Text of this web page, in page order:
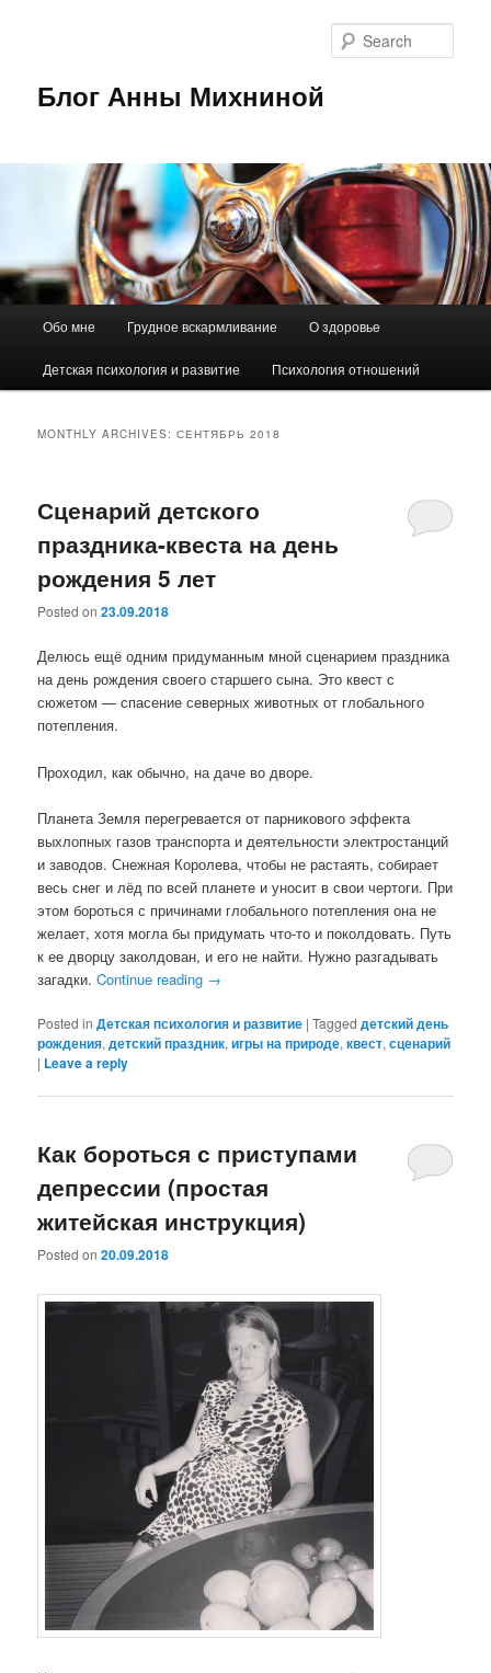
Блог Анны Михниной
Skip
to
Skip
to
Обо мне Грудное вскармливание О здоровье
Детская психология и развитие Психология отношений
MONTHLY ARCHIVES:СЕНТЯБРЬ 2018
Сценарий детского
праздника-квеста на день
рождения 5 лет
Posted on23.09.2018
Делюсь ещё одним придуманным мной сценарием праздника
на день рождения своего старшего сына. Это квест с
сюжетом — спасение северных животных от глобального
потепления.
Проходил, как обычно, на даче во дворе.
Планета Земля перегревается от парникового эффекта
выхлопных газов транспорта и деятельности электростанций
и заводов. Снежная Королева, чтобы не растаять, собирает
весь снег и лёд по всей планете и уносит в свои чертоги. При
этом бороться с причинами глобального потепления она не
желает, хотя могла бы придумать что-то и поколдовать. Путь
к ее дворцу заколдован, и его не найти. Нужно разгадывать
загадки.Continue reading →
Posted in Детская психология и развитие |Tagged детский день
рождения,детский праздник,игры на природе,квест,сценарий
| Leave a reply
Как бороться с приступами
депрессии (простая
житейская инструкция)
Posted on20.09.2018